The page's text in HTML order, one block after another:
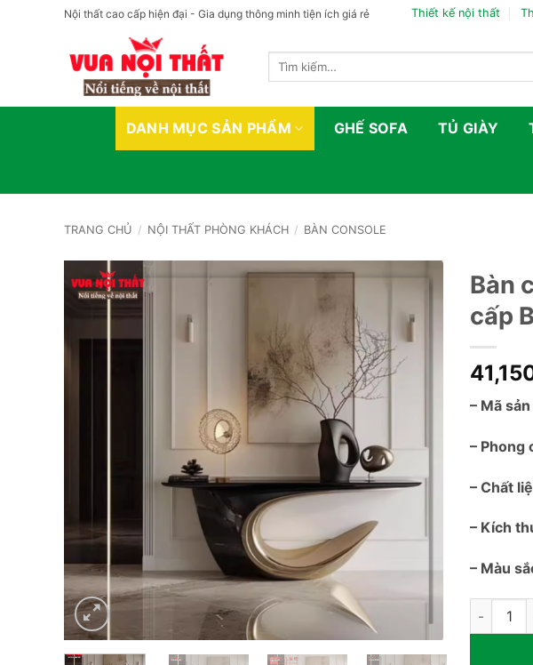
Nội thất cao cấp hiện đại - Gia dụng thông minh tiện ích giá rẻ Thiết kế nội thất
Tìm
DANH MỤC SẢN PHẨM GHẾ SOFA TỦ GIÀY
TRANG CHỦ / NỘI THẤT PHÒNG KHÁCH / BÀN CONSOLE
Bàn
cấp
– Mã
– Phong
– Chất
– Kích
– Màu
Bàn